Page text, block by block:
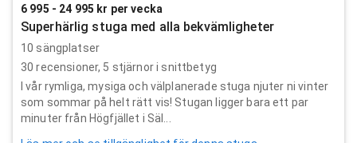
6 995 - 24 995 kr per vecka
Superhärlig stuga med alla bekvämligheter
10 sängplatser
30 recensioner, 5 stjärnor i snittbetyg
I vår rymliga, mysiga och välplanerade stuga njuter ni vinter
som sommar på helt rätt vis! Stugan ligger bara ett par
minuter från Högfjället i Säl...